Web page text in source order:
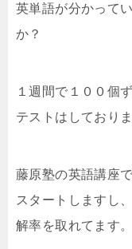
英単語が分かって
か？
１週間で１００個
テストはしておりま
藤原塾の英語講座
スタートしますし
解率を取れてます。